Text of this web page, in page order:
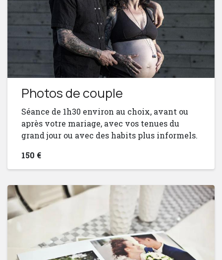
Photos de couple
Séance de 1h30 environ au choix, avant ou
après votre mariage, avec vos tenues du
grand jour ou avec des habits plus informels.
150 €